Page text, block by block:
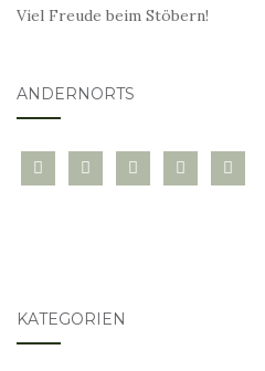
Viel Freude beim Stöbern!
ANDERNORTS
bloglovininstagramtwitter pinterest
mail
KATEGORIEN